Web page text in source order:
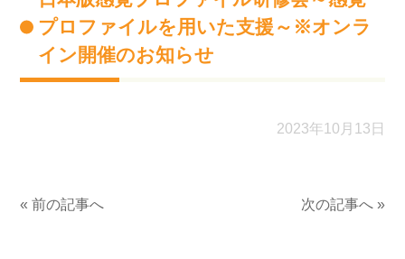
プロファイルを用いた支援～※オンラ
イン開催のお知らせ
2023年10月13日
« 前の記事へ 次の記事へ »